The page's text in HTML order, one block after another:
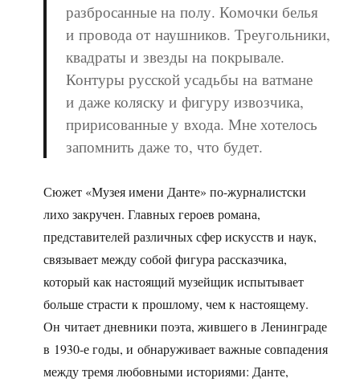
разбросанные на полу. Комочки белья
и провода от наушников. Треугольники,
квадраты и звезды на покрывале.
Контуры русской усадьбы на ватмане
и даже коляску и фигуру извозчика,
пририсованные у входа. Мне хотелось
запомнить даже то, что будет.
Сюжет «Музея имени Данте» по-журналистски
лихо закручен. Главных героев романа,
представителей различных сфер искусств и наук,
связывает между собой фигура рассказчика,
который как настоящий музейщик испытывает
больше страсти к прошлому, чем к настоящему.
Он читает дневники поэта, жившего в Ленинграде
в 1930-е годы, и обнаруживает важные совпадения
между тремя любовными историями: Данте,